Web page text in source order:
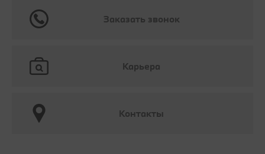
Заказать звонок
Карьера
Контакты